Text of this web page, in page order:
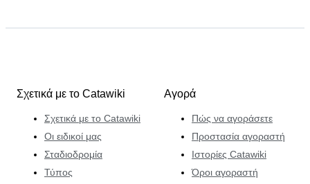
Σχετικά με το Catawiki
Σχετικά με το Catawiki
Οι ειδικοί μας
Σταδιοδρομία
Τύπος
Αγορά
Πώς να αγοράσετε
Προστασία αγοραστή
Ιστορίες Catawiki
Όροι αγοραστή